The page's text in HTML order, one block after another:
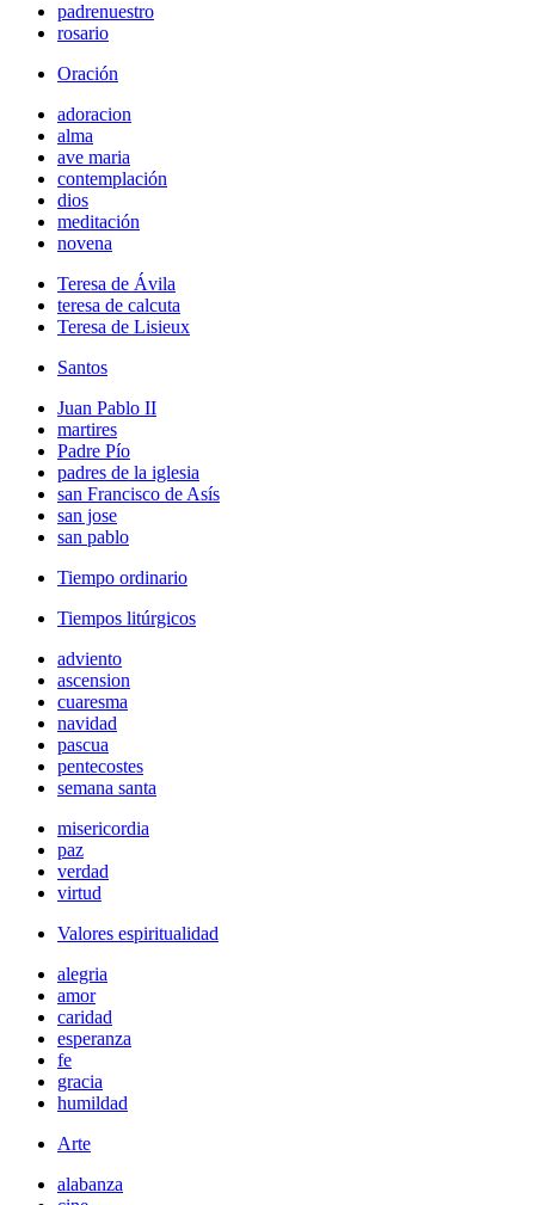
padrenuestro
rosario
Oración
adoracion
alma
ave maria
contemplación
dios
meditación
novena
Teresa de Ávila
teresa de calcuta
Teresa de Lisieux
Santos
Juan Pablo II
martires
Padre Pío
padres de la iglesia
san Francisco de Asís
san jose
san pablo
Tiempo ordinario
Tiempos litúrgicos
adviento
ascension
cuaresma
navidad
pascua
pentecostes
semana santa
misericordia
paz
verdad
virtud
Valores espiritualidad
alegria
amor
caridad
esperanza
fe
gracia
humildad
Arte
alabanza